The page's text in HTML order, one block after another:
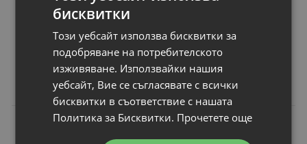
Цена:
262.00 €
512.43 лв.
бисквитки
Този уебсайт използва бисквитки за
подобряване на потребителското
изживяване. Използвайки нашия
уебсайт, Вие се съгласявате с всички
бисквитки в съответствие с нашата
Политика за Бисквитки. Прочетете още